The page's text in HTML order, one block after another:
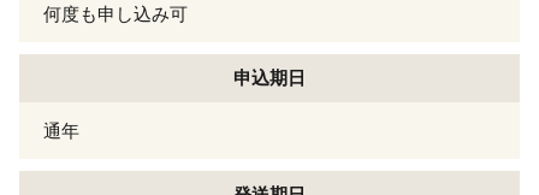
何度も申し込み可
申込期日
通年